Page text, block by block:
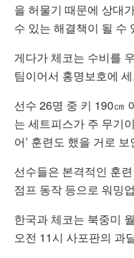
을 허물기 때문에 상대
수 있는 해결책이 될 수
게다가 체코는 수비를
팀이어서 홍명보호에
선수 26명 중 키 190㎝
는 세트피스가 주 무기
어’ 훈련도 했을 거로 보
선수들은 본격적인 훈
점프 동작 등으로 워밍
한국과 체코는 북중미
오전 11시 사포판의 과